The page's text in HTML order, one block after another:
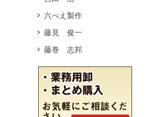
六べえ製作
藤見 俊一
藤巻 志邦